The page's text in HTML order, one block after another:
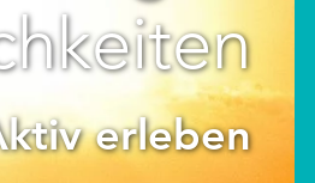
erleben